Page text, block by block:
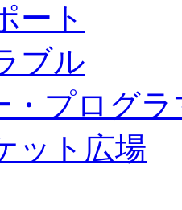
ート
ブル
プログラ
ット広場